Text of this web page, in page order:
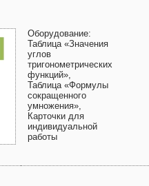
Оборудование:
Таблица «Значения
углов
тригонометрических
функций»,
Таблица «Формулы
сокращенного
умножения»,
Карточки для
индивидуальной
работы